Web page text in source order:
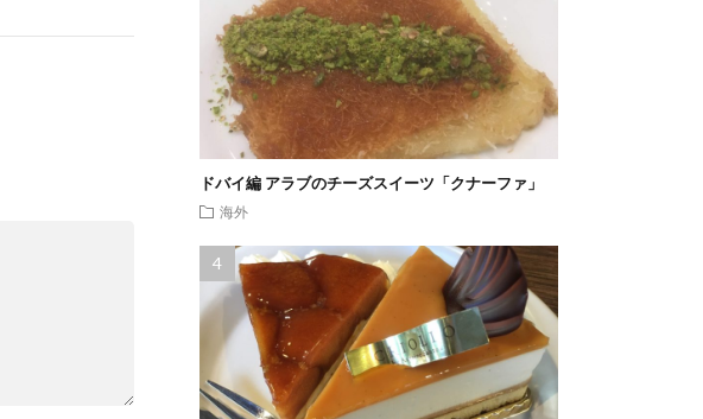
ドバイ編 アラブのチーズスイーツ「クナーファ」
海外